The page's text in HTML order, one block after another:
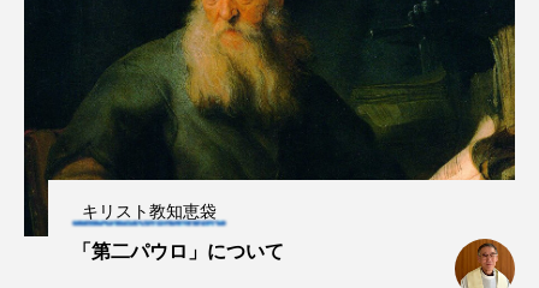
キリスト教知恵袋
「第二パウロ」について